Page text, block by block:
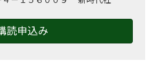
読申込み